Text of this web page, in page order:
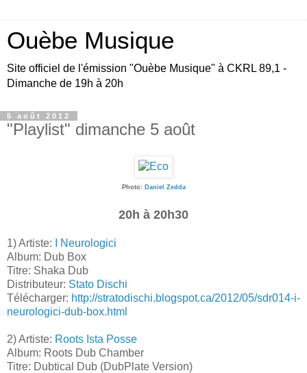
Ouèbe Musique
Site officiel de l'émission "Ouèbe Musique" à CKRL 89,1 -
Dimanche de 19h à 20h
5 août 2012
"Playlist" dimanche 5 août
Photo: Daniel Zedda
20h à 20h30
1) Artiste:
I Neurologici
Album: Dub Box
Titre: Shaka Dub
Distributeur: Stato Dischi
Télécharger: http://stratodischi.blogspot.ca/2012/05/sdr014-i-
neurologici-dub-box.html
2) Artiste: Roots Ista Posse
Album: Roots Dub Chamber
Titre: Dubtical Dub (DubPlate Version)